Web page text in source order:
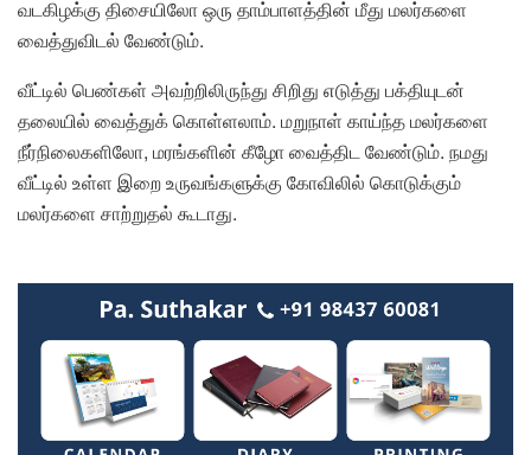
வடகிழக்கு திசையிலோ ஒரு தாம்பாளத்தின் மீது மலர்களை
வைத்துவிடல் வேண்டும்.
வீட்டில் பெண்கள் அவற்றிலிருந்து சிறிது எடுத்து பக்தியுடன்
தலையில் வைத்துக் கொள்ளலாம். மறுநாள் காய்ந்த மலர்களை
நீர்நிலைகளிலோ, மரங்களின் கீழோ வைத்திட வேண்டும். நமது
வீட்டில் உள்ள இறை உருவங்களுக்கு கோவிலில் கொடுக்கும்
மலர்களை சாற்றுதல் கூடாது.